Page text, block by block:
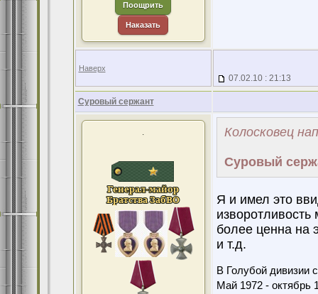
Поощрить
Наказать
Наверх
07.02.10 : 21:13
Суровый сержант
. Колосковец
Суровый
Я и имел это
более ценна на
и т.д.
В Голубой дивизии
Май 1972 - октябрь